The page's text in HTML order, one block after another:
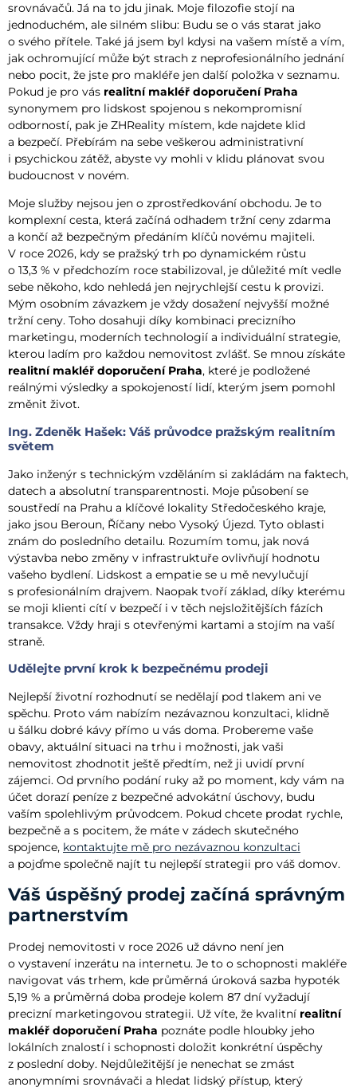
srovnávačů. Já na to jdu jinak. Moje filozofie stojí na
jednoduchém, ale silném slibu: Budu se o vás starat jako
o svého přítele. Také já jsem byl kdysi na vašem místě a vím,
jak ochromující může být strach z neprofesionálního jednání
nebo pocit, že jste pro makléře jen další položka v seznamu.
Pokud je pro vás realitní makléř doporučení Praha
synonymem pro lidskost spojenou s nekompromisní
odborností, pak je ZHReality místem, kde najdete klid
a bezpečí. Přebírám na sebe veškerou administrativní
i psychickou zátěž, abyste vy mohli v klidu plánovat svou
budoucnost v novém.
Moje služby nejsou jen o zprostředkování obchodu. Je to
komplexní cesta, která začíná odhadem tržní ceny zdarma
a končí až bezpečným předáním klíčů novému majiteli.
V roce 2026, kdy se pražský trh po dynamickém růstu
o 13,3 % v předchozím roce stabilizoval, je důležité mít vedle
sebe někoho, kdo nehledá jen nejrychlejší cestu k provizi.
Mým osobním závazkem je vždy dosažení nejvyšší možné
tržní ceny. Toho dosahuji díky kombinaci precizního
marketingu, moderních technologií a individuální strategie,
kterou ladím pro každou nemovitost zvlášť. Se mnou získáte
realitní makléř doporučení Praha, které je podložené
reálnými výsledky a spokojeností lidí, kterým jsem pomohl
změnit život.
Ing. Zdeněk Hašek: Váš průvodce pražským realitním
světem
Jako inženýr s technickým vzděláním si zakládám na faktech,
datech a absolutní transparentnosti. Moje působení se
soustředí na Prahu a klíčové lokality Středočeského kraje,
jako jsou Beroun, Říčany nebo Vysoký Újezd. Tyto oblasti
znám do posledního detailu. Rozumím tomu, jak nová
výstavba nebo změny v infrastruktuře ovlivňují hodnotu
vašeho bydlení. Lidskost a empatie se u mě nevylučují
s profesionálním drajvem. Naopak tvoří základ, díky kterému
se moji klienti cítí v bezpečí i v těch nejsložitějších fázích
transakce. Vždy hraji s otevřenými kartami a stojím na vaší
straně.
Udělejte první krok k bezpečnému prodeji
Nejlepší životní rozhodnutí se nedělají pod tlakem ani ve
spěchu. Proto vám nabízím nezávaznou konzultaci, klidně
u šálku dobré kávy přímo u vás doma. Probereme vaše
obavy, aktuální situaci na trhu i možnosti, jak vaši
nemovitost zhodnotit ještě předtím, než ji uvidí první
zájemci. Od prvního podání ruky až po moment, kdy vám na
účet dorazí peníze z bezpečné advokátní úschovy, budu
vaším spolehlivým průvodcem. Pokud chcete prodat rychle,
bezpečně a s pocitem, že máte v zádech skutečného
spojence, kontaktujte mě pro nezávaznou konzultaci
a pojďme společně najít tu nejlepší strategii pro váš domov.
Váš úspěšný prodej začíná správným
partnerstvím
Prodej nemovitosti v roce 2026 už dávno není jen
o vystavení inzerátu na internetu. Je to o schopnosti makléře
navigovat vás trhem, kde průměrná úroková sazba hypoték
5,19 % a průměrná doba prodeje kolem 87 dní vyžadují
precizní marketingovou strategii. Už víte, že kvalitní realitní
makléř doporučení Praha poznáte podle hloubky jeho
lokálních znalostí i schopnosti doložit konkrétní úspěchy
z poslední doby. Nejdůležitější je nenechat se zmást
anonymními srovnávači a hledat lidský přístup, který